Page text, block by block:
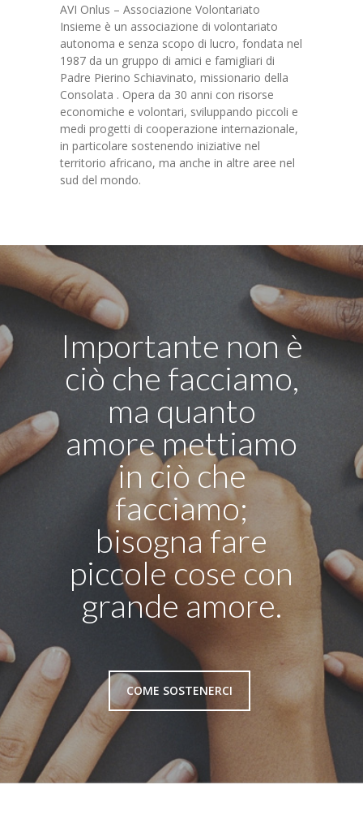
-- Contributi pubblici
Sostienici
Parti con noi
AVI Onlus – Associazione Volontariato
Insieme è un associazione di volontariato
autonoma e senza scopo di lucro, fondata nel
1987 da un gruppo di amici e famigliari di
Padre Pierino Schiavinato, missionario della
Consolata . Opera da 30 anni con risorse
economiche e volontari, sviluppando piccoli e
medi progetti di cooperazione internazionale,
in particolare sostenendo iniziative nel
territorio africano, ma anche in altre aree nel
sud del mondo.
Importante non è
ciò che facciamo,
ma quanto
amore mettiamo
in ciò che
facciamo;
bisogna fare
piccole cose con
grande amore.
COME SOSTENERCI